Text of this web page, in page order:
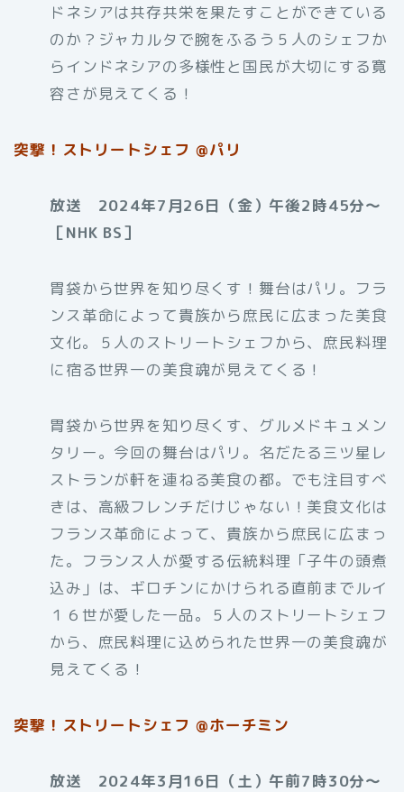
ドネシアは共存共栄を果たすことができている
のか？ジャカルタで腕をふるう５人のシェフか
らインドネシアの多様性と国民が大切にする寛
容さが見えてくる！
突撃！ストリートシェフ @パリ
放送 2024年7月26日（金）午後2時45分〜
［NHK BS］
胃袋から世界を知り尽くす！舞台はパリ。フラ
ンス革命によって貴族から庶民に広まった美食
文化。５人のストリートシェフから、庶民料理
に宿る世界一の美食魂が見えてくる！
胃袋から世界を知り尽くす、グルメドキュメン
タリー。今回の舞台はパリ。名だたる三ツ星レ
ストランが軒を連ねる美食の都。でも注目すべ
きは、高級フレンチだけじゃない！美食文化は
フランス革命によって、貴族から庶民に広まっ
た。フランス人が愛する伝統料理「子牛の頭煮
込み」は、ギロチンにかけられる直前までルイ
１６世が愛した一品。５人のストリートシェフ
から、庶民料理に込められた世界一の美食魂が
見えてくる！
突撃！ストリートシェフ @ホーチミン
放送 2024年3月16日（土）午前7時30分〜